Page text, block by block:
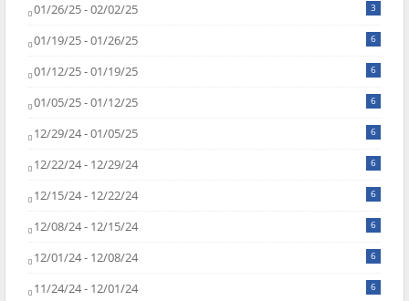
01/26/25 - 02/02/25 3
01/19/25 - 01/26/25 6
01/12/25 - 01/19/25 6
01/05/25 - 01/12/25 6
12/29/24 - 01/05/25 6
12/22/24 - 12/29/24 6
12/15/24 - 12/22/24 6
12/08/24 - 12/15/24 6
12/01/24 - 12/08/24 6
11/24/24 - 12/01/24 6